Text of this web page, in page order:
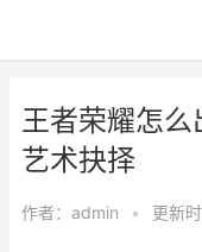
王者荣耀怎
艺术抉择
作者： admin • 更新